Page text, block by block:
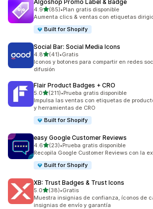
Algoshop Promo Label & Badge
4.9de 5 estrellas
(85)
85 reseñas en total
•Plan gratis disponible
Aumenta clics & ventas con etiquetas
Built for Shopify
Social Bar: Social Media Icons
4.8de 5 estrellas
(41)
41 reseñas en total
•Gratis
Iconos y botones para compartir en redes
difusión
Flair Product Badges + CRO
5.0de 5 estrellas
(211)
211 reseñas en total
•Prueba gratis disponible
Impulsa las ventas con etiquetas de
y herramientas de CRO
Built for Shopify
easy Google Customer Reviews
4.6de 5 estrellas
(23)
23 reseñas en total
•Prueba gratis disponible
Recopila Google Customer Reviews con la
Built for Shopify
XB: Trust Badges & Trust Icons
5.0de 5 estrellas
(38)
38 reseñas en total
•Gratis
Muestra insignias de confianza, íconos de
insignias de envío y garantía